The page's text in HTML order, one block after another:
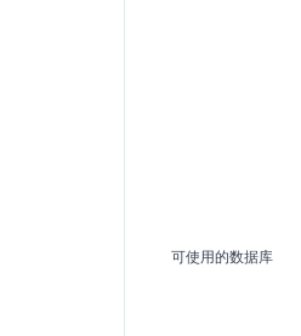
可使用的数据库